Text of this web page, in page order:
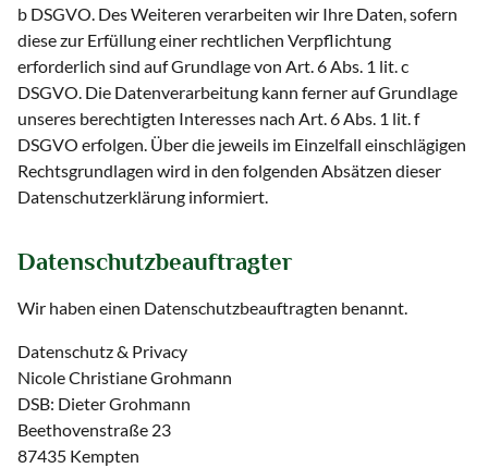
b DSGVO. Des Weiteren verarbeiten wir Ihre Daten, sofern
diese zur Erfüllung einer rechtlichen Verpflichtung
erforderlich sind auf Grundlage von Art. 6 Abs. 1 lit. c
DSGVO. Die Datenverarbeitung kann ferner auf Grundlage
unseres berechtigten Interesses nach Art. 6 Abs. 1 lit. f
DSGVO erfolgen. Über die jeweils im Einzelfall einschlägigen
Rechtsgrundlagen wird in den folgenden Absätzen dieser
Datenschutzerklärung informiert.
Datenschutz­beauftragter
Wir haben einen Datenschutzbeauftragten benannt.
Datenschutz & Privacy
Nicole Christiane Grohmann
DSB: Dieter Grohmann
Beethovenstraße 23
87435 Kempten